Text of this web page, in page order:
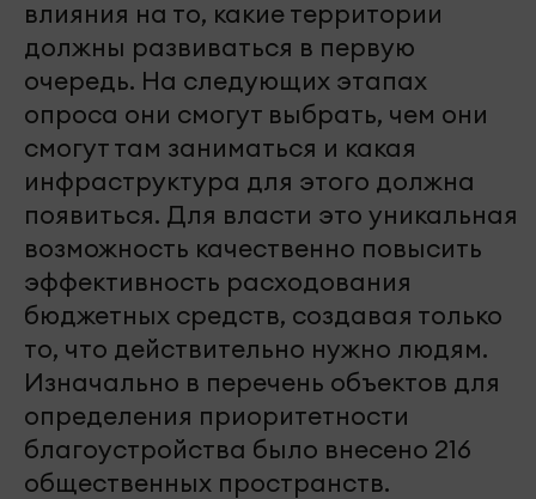
влияния на то, какие территории
должны развиваться в первую
очередь. На следующих этапах
опроса они смогут выбрать, чем они
смогут там заниматься и какая
инфраструктура для этого должна
появиться. Для власти это уникальная
возможность качественно повысить
эффективность расходования
бюджетных средств, создавая только
то, что действительно нужно людям.
Изначально в перечень объектов для
определения приоритетности
благоустройства было внесено 216
общественных пространств.